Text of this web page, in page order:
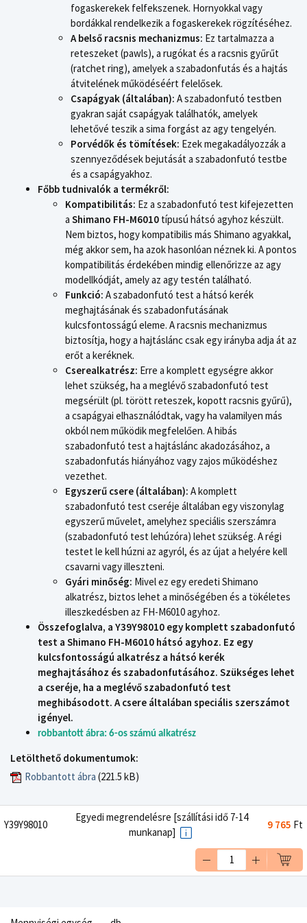
fogaskerekek felfekszenek. Hornyokkal vagy
bordákkal rendelkezik a fogaskerekek rögzítéséhez.
A belső racsnis mechanizmus: Ez tartalmazza a
reteszeket (pawls), a rugókat és a racsnis gyűrűt
(ratchet ring), amelyek a szabadonfutás és a hajtás
átvitelének működéséért felelősek.
Csapágyak (általában): A szabadonfutó testben
gyakran saját csapágyak találhatók, amelyek
lehetővé teszik a sima forgást az agy tengelyén.
Porvédők és tömítések: Ezek megakadályozzák a
szennyeződések bejutását a szabadonfutó testbe
és a csapágyakhoz.
Főbb tudnivalók a termékről:
Kompatibilitás: Ez a szabadonfutó test kifejezetten
a Shimano FH-M6010 típusú hátsó agyhoz készült.
Nem biztos, hogy kompatibilis más Shimano agyakkal,
még akkor sem, ha azok hasonlóan néznek ki. A pontos
kompatibilitás érdekében mindig ellenőrizze az agy
modellkódját, amely az agy testén található.
Funkció: A szabadonfutó test a hátsó kerék
meghajtásának és szabadonfutásának
kulcsfontosságú eleme. A racsnis mechanizmus
biztosítja, hogy a hajtáslánc csak egy irányba adja át az
erőt a keréknek.
Cserealkatrész: Erre a komplett egységre akkor
lehet szükség, ha a meglévő szabadonfutó test
megsérült (pl. törött reteszek, kopott racsnis gyűrű),
a csapágyai elhasználódtak, vagy ha valamilyen más
okból nem működik megfelelően. A hibás
szabadonfutó test a hajtáslánc akadozásához, a
szabadonfutás hiányához vagy zajos működéshez
vezethet.
Egyszerű csere (általában): A komplett
szabadonfutó test cseréje általában egy viszonylag
egyszerű művelet, amelyhez speciális szerszámra
(szabadonfutó test lehúzóra) lehet szükség. A régi
testet le kell húzni az agyról, és az újat a helyére kell
csavarni vagy illeszteni.
Gyári minőség: Mivel ez egy eredeti Shimano
alkatrész, biztos lehet a minőségében és a tökéletes
illeszkedésben az FH-M6010 agyhoz.
Összefoglalva, a Y39Y98010 egy komplett szabadonfutó
test a Shimano FH-M6010 hátsó agyhoz. Ez egy
kulcsfontosságú alkatrész a hátsó kerék
meghajtásához és szabadonfutásához. Szükséges lehet
a cseréje, ha a meglévő szabadonfutó test
meghibásodott. A csere általában speciális szerszámot
igényel.
robbantott ábra: 6-os számú alkatrész
Letölthető dokumentumok:
Robbantott ábra (221.5 kB)
Y39Y98010
Egyedi megrendelésre [szállítási idő 7-14
munkanap]
9 765 Ft